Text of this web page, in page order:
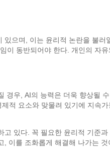
으며, 이는 윤리적 논란을 불러
이 동반되어야 한다. 개인의 자
경우, AI의 능력은 더욱 향상될
적 요소와 맞물려 있기에 지속
있다. 꼭 필요한 윤리적 기준
이를 조화롭게 해결해 나가는